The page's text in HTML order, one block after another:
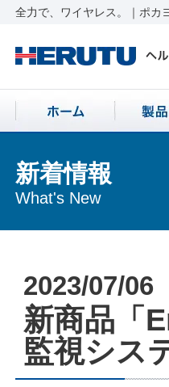
全力で、ワイヤレス。｜ポカ
新着情報
What's New
2023/07/06
新商品「
監視シス